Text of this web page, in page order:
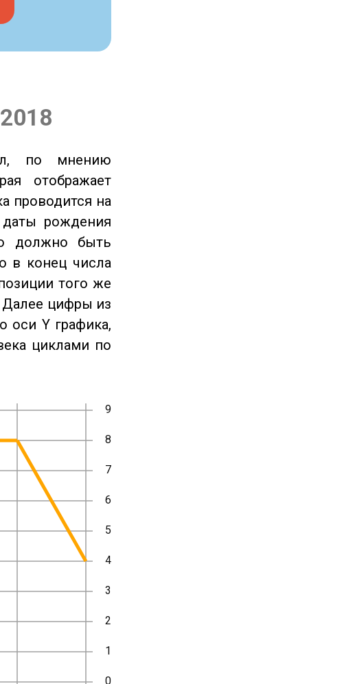
по мнению
отображает
проводится на
рождения
должно быть
в конец числа
того же
Далее цифры из
оси Y графика,
циклами по